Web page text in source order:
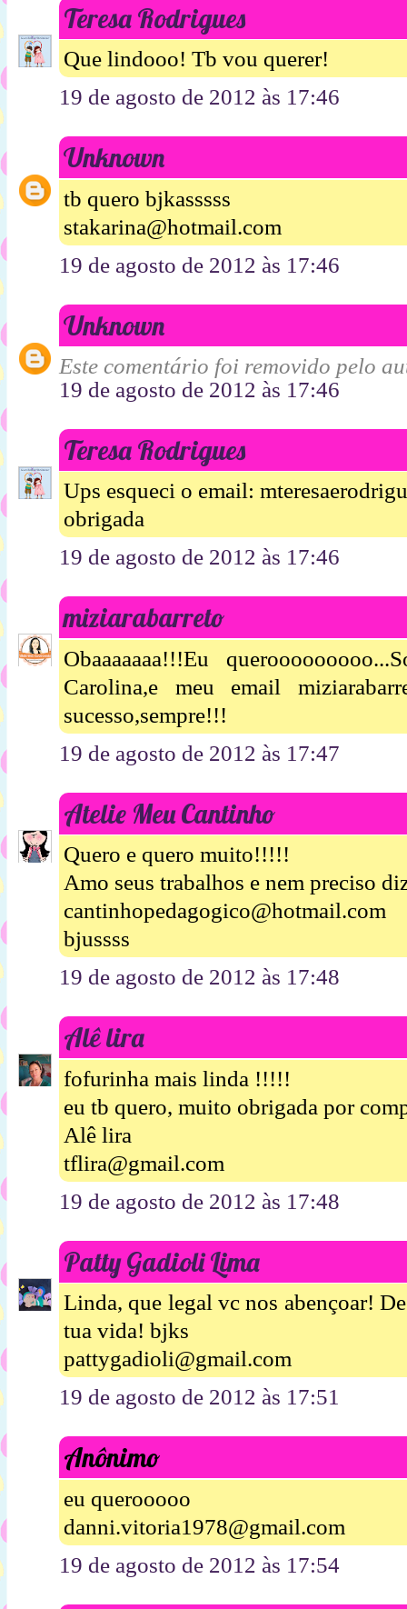
Teresa Rodrigues
Que lindooo! Tb vou querer!
19 de agosto de 2012 às 17:46
Unknown
tb quero bjkasssss
stakarina@hotmail.com
19 de agosto de 2012 às 17:46
Unknown
Este comentário foi removido pelo
19 de agosto de 2012 às 17:46
Teresa Rodrigues
Ups esqueci o email:
obrigada
19 de agosto de 2012 às 17:46
miziarabarreto
Obaaaaaaa!!!Eu
Carolina,e meu email
sucesso,sempre!!!
19 de agosto de 2012 às 17:47
Atelie Meu Cantinho
Quero e quero muito!!!!!
Amo seus trabalhos e nem preciso
cantinhopedagogico@hotmail.com
bjussss
19 de agosto de 2012 às 17:48
Alê lira
fofurinha mais linda !!!!!
eu tb quero, muito obrigada por
Alê lira
tflira@gmail.com
19 de agosto de 2012 às 17:48
Patty Gadioli Lima
Linda, que legal vc nos abençoar!
tua vida! bjks
pattygadioli@gmail.com
19 de agosto de 2012 às 17:51
Anônimo
eu querooooo
danni.vitoria1978@gmail.com
19 de agosto de 2012 às 17:54